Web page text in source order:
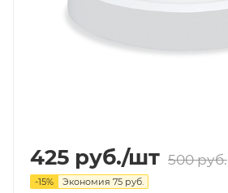
425 руб./шт 500руб.
-15% Экономия 75 руб.